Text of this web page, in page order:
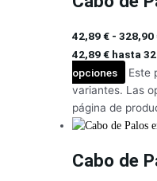
42,89€ - 328,90
42,89 € hasta
opciones
Este
variantes. Las
página de
Cabo de